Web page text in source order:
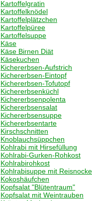
Kartoffelgratin
Kartoffelknödel
Kartoffelplätzchen
Kartoffelpüree
Kartoffelsuppe
Käse
Käse Birnen Diät
Käsekuchen
Kichererbsen-Aufstrich
Kichererbsen-Eintopf
Kichererbsen-Tofutopf
Kichererbsenküchl
Kichererbsenpolenta
Kichererbsensalat
Kichererbsensuppe
Kichererbsentarte
Kirschschnitten
Knoblauchsüppchen
Kohlrabi mit Hirsefüllung
Kohlrabi-Gurken-Rohkost
Kohlrabirohkost
Kohlrabisuppe mit
Kokoshäufchen
Kopfsalat "Blütentraum"
Kopfsalat mit Weintrauben